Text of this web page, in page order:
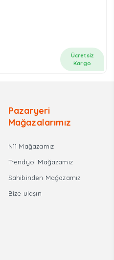
Ücretsiz
Kargo
Pazaryeri
Mağazalarımız
N11 Mağazamız
Trendyol Mağazamız
Sahibinden Mağazamız
Bize ulaşın